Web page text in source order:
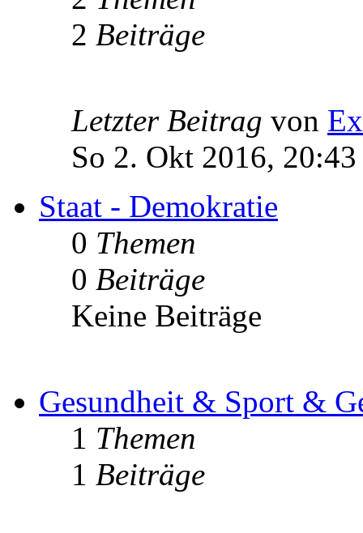
2 Beiträge
Letzter Beitrag von
So 2. Okt 2016, 20:43
Staat - Demokratie
0 Themen
0 Beiträge
Keine Beiträge
Gesundheit & Sport &
1 Themen
1 Beiträge